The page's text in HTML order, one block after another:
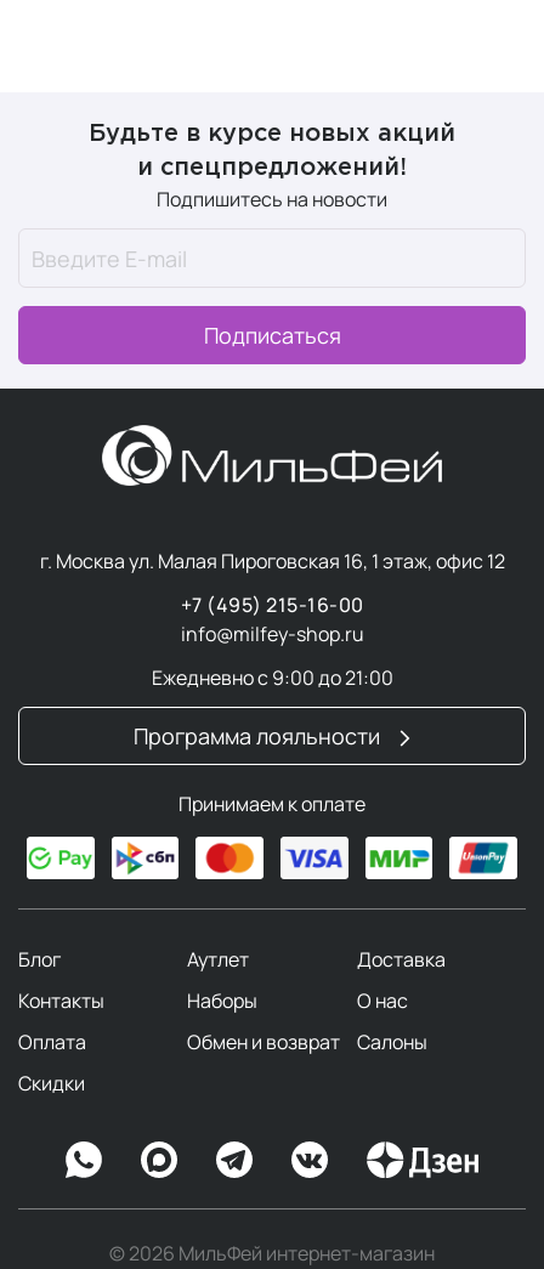
Будьте в курсе новых акций
и спецпредложений!
Подпишитесь на новости
Подписаться
г. Москва ул. Малая Пироговская 16, 1 этаж, офис 12
+7 (495) 215-16-00
info@milfey-shop.ru
Ежедневно с 9:00 до 21:00
Программа лояльности
Принимаем к оплате
Блог Аутлет
Доставка
Контакты
Наборы
О нас
Оплата
Обмен и возврат
Салоны
Скидки
© 2026 МильФей интернет-магазин